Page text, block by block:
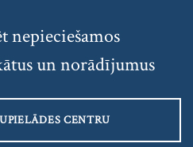
nepieciešamos
un norādījumus
CENTRU